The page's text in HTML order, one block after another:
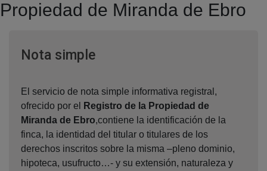
Propiedad de Miranda de Ebro
Nota simpleVentana nueva
El servicio de nota simple informativa registral,
ofrecido por el
Registro de la Propiedad de
Miranda de Ebro,contiene la identificación de la
finca, la identidad del titular o titulares de los
derechos inscritos sobre la misma –pleno dominio,
hipoteca, usufructo…- y su extensión, naturaleza y